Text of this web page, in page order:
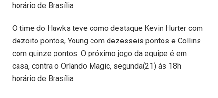
horário de Brasília.
O time do Hawks teve como destaque Kevin Hurter com
dezoito pontos, Young com dezesseis pontos e Collins
com quinze pontos. O próximo jogo da equipe é em
casa, contra o Orlando Magic, segunda(21) às 18h
horário de Brasília.